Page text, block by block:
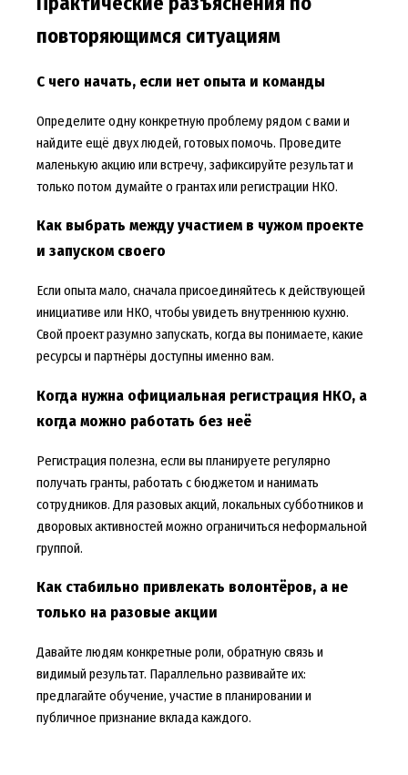
повторяющимся ситуациям
С чего начать, если нет опыта и команды
Определите одну конкретную проблему рядом с вами и
найдите ещё двух людей, готовых помочь. Проведите
маленькую акцию или встречу, зафиксируйте результат и
только потом думайте о грантах или регистрации НКО.
Как выбрать между участием в чужом проекте
и запуском своего
Если опыта мало, сначала присоединяйтесь к действующей
инициативе или НКО, чтобы увидеть внутреннюю кухню.
Свой проект разумно запускать, когда вы понимаете, какие
ресурсы и партнёры доступны именно вам.
Когда нужна официальная регистрация НКО, а
когда можно работать без неё
Регистрация полезна, если вы планируете регулярно
получать гранты, работать с бюджетом и нанимать
сотрудников. Для разовых акций, локальных субботников и
дворовых активностей можно ограничиться неформальной
группой.
Как стабильно привлекать волонтёров, а не
только на разовые акции
Давайте людям конкретные роли, обратную связь и
видимый результат. Параллельно развивайте их:
предлагайте обучение, участие в планировании и
публичное признание вклада каждого.